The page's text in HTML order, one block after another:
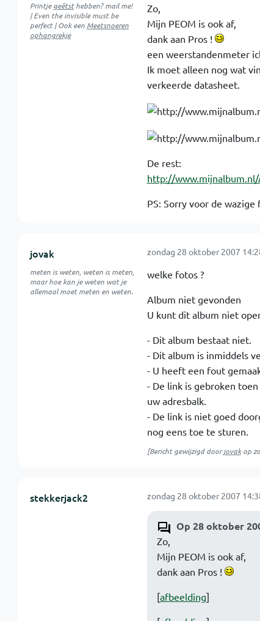
Printjegeëtsthebben? mail me!
| Even the invisible must be
perfect | Ook een Meetsnoeren
ophangrekje
Zo,
Mijn PEOM is ook af,
dank aan Pros !
een weerstandenmeter
Ik moet alleen nog wat
verkeerde datasheet.
De rest:
http://www.mijnalbum.nl/
PS: Sorry voor de wazige
jovak
meten is weten, weten is meten,
maar hoe kan je weten wat je
allemaal moet meten en weten.
zondag 28 oktober 2007
welke fotos ?
Album niet gevonden
U kunt dit album niet
- Dit album bestaat niet.
- Dit album is inmiddels
- U heeft een fout
- De link is gebroken
uw adresbalk.
- De link is niet goed
nog eens toe te sturen.
[Bericht gewijzigd doorjovakop
stekkerjack2 zondag 28 oktober 2007
Op 28 oktober
Zo,
Mijn PEOM is ook af,
dank aan Pros !
[afbeelding]